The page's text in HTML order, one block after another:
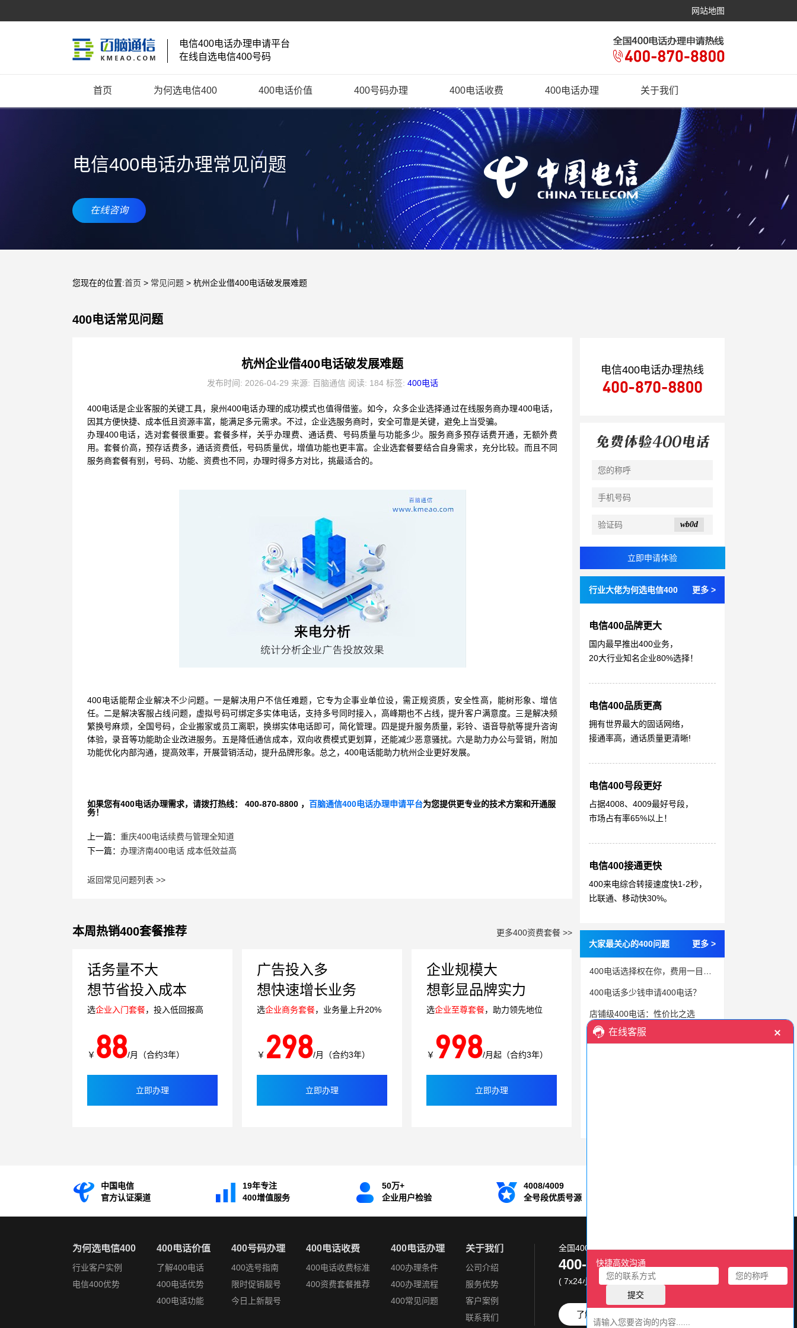
网站地图
电信400电话办理申请平台
在线自选电信400号码
首页 为何选电信400 400电话价值 400号码办理 400电话收费 400电话办理 关于我们
电信400电话办理常见问题
在线咨询
您现在的位置:首页 > 常见问题 > 杭州企业借400电话破发展难题
400电话常见问题
杭州企业借400电话破发展难题
发布时间: 2026-04-29 来源: 百脑通信 阅读: 184 标签: 400电话
400电话是企业客服的关键工具，泉州400电话办理的成功模式也值得借鉴。如今，众多企业选择通过在线服务商办理400电话，
因其方便快捷、成本低且资源丰富，能满足多元需求。不过，企业选服务商时，安全可靠是关键，避免上当受骗。
办理400电话，选对套餐很重要。套餐多样，关乎办理费、通话费、号码质量与功能多少。服务商多预存话费开通，无额外费
用。套餐价高，预存话费多，通话资费低，号码质量优，增值功能也更丰富。企业选套餐要结合自身需求，充分比较。而且不同
服务商套餐有别，号码、功能、资费也不同，办理时得多方对比，挑最适合的。
400电话能帮企业解决不少问题。一是解决用户不信任难题，它专为企事业单位设，需正规资质，安全性高，能树形象、增信
任。二是解决客服占线问题，虚拟号码可绑定多实体电话，支持多号同时接入，高峰期也不占线，提升客户满意度。三是解决频
繁换号麻烦，全国号码，企业搬家或员工离职，换绑实体电话即可，简化管理。四是提升服务质量，彩铃、语音导航等提升咨询
体验，录音等功能助企业改进服务。五是降低通信成本，双向收费模式更划算，还能减少恶意骚扰。六是助力办公与营销，附加
功能优化内部沟通，提高效率，开展营销活动，提升品牌形象。总之，400电话能助力杭州企业更好发展。
如果您有400电话办理需求，请拨打热线： 400-870-8800 ， 百脑通信400电话办理申请平台为您提供更专业的技术方案和开通服
务！
上一篇： 重庆400电话续费与管理全知道
下一篇： 办理济南400电话 成本低效益高
返回常见问题列表 >>
本周热销400套餐推荐 更多400资费套餐 >>
话务量不大
想节省投入成本
选企业入门套餐，投入低回报高
￥ 88/月（合约3年）
立即办理
广告投入多
想快速增长业务
选企业商务套餐，业务量上升20%
￥ 298/月（合约3年）
立即办理
企业规模大
想彰显品牌实力
选企业至尊套餐，助力领先地位
￥ 998/月起（合约3年）
立即办理
电信400电话办理热线
wb0d
行业大佬为何选电信400 更多 >
电信400品牌更大
国内最早推出400业务，
20大行业知名企业80%选择！
电信400品质更高
拥有世界最大的固话网络，
接通率高，通话质量更清晰!
电信400号段更好
占据4008、4009最好号段，
市场占有率65%以上！
电信400接通更快
400来电综合转接速度快1-2秒，
比联通、移动快30%。
大家最关心的400问题 更多 >
400电话多少钱申请400电话？
店铺级400电话：性价比之选
中国电信
官方认证渠道
19年专注
400增值服务
50万+
企业用户检验
4008/4009
全号段优质号源
为何选电信400
行业客户实例
电信400优势
400电话价值
了解400电话
400电话优势
400电话功能
400号码办理
400选号指南
限时促销靓号
今日上新靓号
400电话收费
400电话收费标准
400资费套餐推荐
400电话办理
400办理条件
400办理流程
400常见问题
关于我们
公司介绍
服务优势
客户案例
联系我们
全国400电话服务热线:
400-870-8800
( 7x24小时 )
了解更多